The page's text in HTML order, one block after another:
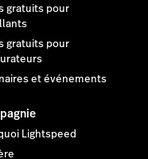
gratuits pour
gratuits pour
et événements
Lightspeed